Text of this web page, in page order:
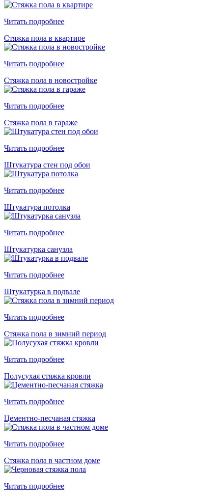
Читать подробнее
Стяжка пола в квартире
Читать подробнее
Стяжка пола в новостройке
Читать подробнее
Стяжка пола в гараже
Читать подробнее
Штукатура стен под обои
Читать подробнее
Штукатура потолка
Читать подробнее
Штукатурка санузла
Читать подробнее
Штукатурка в подвале
Читать подробнее
Стяжка пола в зимний период
Читать подробнее
Полусухая стяжка кровли
Читать подробнее
Цементно-песчаная стяжка
Читать подробнее
Стяжка пола в частном доме
Читать подробнее